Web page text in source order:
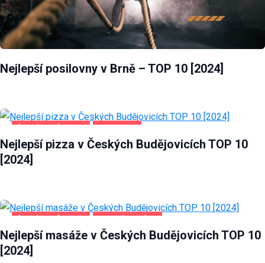
Nejlepší posilovny v Brně – TOP 10 [2024]
Nejlepší pizza v Českých Budějovicích TOP 10
[2024]
Nejlepší masáže v Českých Budějovicích TOP 10
[2024]